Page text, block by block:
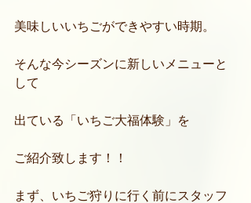
美味しいいちごができやすい時期。
そんな今シーズンに新しいメニューと
して
出ている「いちご大福体験」を
ご紹介致します！！
まず、いちご狩りに行く前にスタッフ